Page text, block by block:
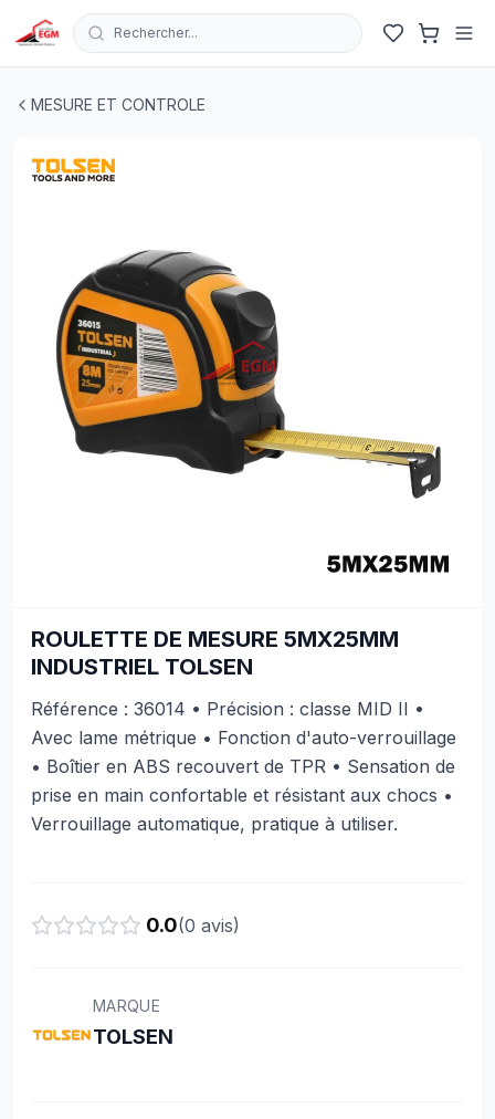
Rechercher...
MESURE ET CONTROLE
ROULETTE DE MESURE 5MX25MM
INDUSTRIEL TOLSEN
Référence : 36014 • Précision : classe MID II •
Avec lame métrique • Fonction d'auto-verrouillage
• Boîtier en ABS recouvert de TPR • Sensation de
prise en main confortable et résistant aux chocs •
Verrouillage automatique, pratique à utiliser.
0.0(0 avis)
MARQUE
TOLSEN